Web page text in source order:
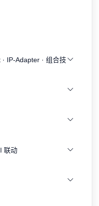
IP-Adapter · 组合技
联动